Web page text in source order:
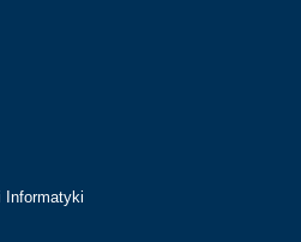
Informatyki